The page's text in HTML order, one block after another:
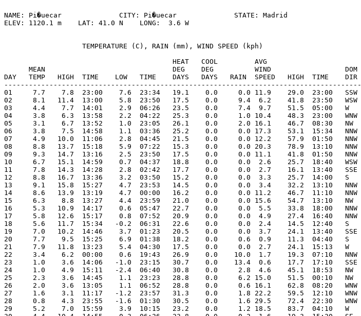
NAME: Pi�uecar              CITY: Pi�uecar              STATE: Madrid
ELEV: 1120.1 m    LAT: 41.0 N    LONG:  3.6 W
TEMPERATURE (C), RAIN (mm), WIND SPEED (kph)
HEAT   COOL         AVG
MEAN                               DEG    DEG          WIND                  DOM
DAY   TEMP   HIGH  TIME    LOW   TIME    DAYS   DAYS   RAIN  SPEED   HIGH  TIME    DIR
---------------------------------------------------------------------------------------
01     7.7    7.8  23:00    7.6  23:34   19.1    0.0     0.0 11.9    29.0  23:00   SSW
02     8.1   11.4  13:00    5.8  23:50   17.5    0.0     9.4  6.2    41.8  23:50   WSW
03     4.4    7.7  14:01    2.9  06:26   23.5    0.0     7.4  9.7    51.5  05:00   W
04     3.8    6.3  13:58    2.2  04:22   25.3    0.0     1.0 10.4    48.3  23:00   WNW
05     3.1    6.7  13:52    1.0  23:05   26.1    0.0     2.0 16.1    46.7  08:30   NW
06     3.8    7.5  14:58    1.1  03:36   25.2    0.0     0.0 17.3    53.1  15:34   NNW
07     4.9   10.0  11:06    2.8  04:45   21.5    0.0     0.0 12.2    57.9  01:50   NNW
08     8.8   13.7  15:18    5.9  07:22   15.3    0.0     0.0 20.3    78.9  13:10   NNW
09     9.3   14.7  13:16    2.5  23:50   17.5    0.0     0.0 11.1    41.8  01:50   NNW
10     6.7   15.1  14:59    0.7  04:37   18.8    0.0     0.0  2.6    25.7  18:40   WSW
11     7.8   14.3  14:28    2.8  02:42   17.7    0.0     0.0  2.7    16.1  13:40   SSE
12     8.8   16.7  13:36    3.2  03:50   15.2    0.0     0.0  3.3    25.7  14:00   S
13     9.1   15.8  15:27    4.7  23:53   14.5    0.0     0.0  3.4    32.2  13:10   NNW
14     8.6   13.9  13:19    4.7  00:00   16.2    0.0     0.0 11.2    46.7  11:10   NNW
15     6.3    8.8  13:27    4.4  23:59   21.0    0.0     0.0 15.6    54.7  13:10   NW
16     5.3   10.9  14:17    0.6  05:47   22.7    0.0     0.0  5.5    33.8  18:00   NNW
17     5.8   12.6  15:17    0.8  07:52   20.9    0.0     0.0  4.9    27.4  16:40   NNW
18     5.6   11.7  15:34   -0.2  06:31   22.6    0.0     0.0  2.4    14.5  12:40   S
19     7.0   10.2  14:46    3.7  01:23   20.5    0.0     0.0  3.7    24.1  13:40   SSE
20     7.7    9.5  15:25    6.9  01:38   18.2    0.0     0.6  0.9    11.3  04:40   S
21     7.9   11.8  13:23    5.4  04:30   17.5    0.0     0.0  2.7    24.1  15:13   W
22     3.4    6.2  00:00    0.6  19:43   26.9    0.0    10.0  1.7    19.3  07:10   NNW
23     1.0    3.6  14:06   -1.0  23:15   30.7    0.0    13.4  0.6    17.7  17:10   SSE
24     1.0    4.9  15:11   -2.4  06:40   30.8    0.0     2.8  4.6    45.1  18:53   NW
25     2.3    3.6  14:45    1.1  23:23   28.8    0.0     6.2 15.0    51.5  00:10   NW
26     2.0    3.6  13:05    1.1  06:52   28.8    0.0     0.6 16.1    62.8  08:20   WNW
27     1.6    3.1  11:17   -1.2  23:57   31.3    0.0     1.8 22.2    59.5  12:10   WNW
28     0.8    4.3  23:55   -1.6  01:30   30.5    0.0     1.6 29.5    72.4  22:30   WNW
29     5.2    7.0  15:59    3.9  10:15   23.2    0.0     1.2 18.5    83.7  04:10   W